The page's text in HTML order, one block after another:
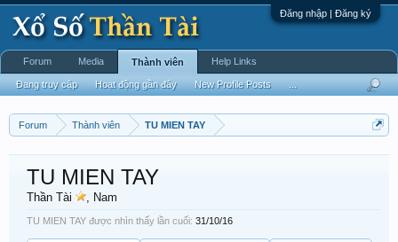
Đăng nhập | Đăng ký
Forum Thành viên TU MIEN TAY
TU MIEN TAY
Thần Tài , Nam
TU MIEN TAY được nhìn thấy lần cuối: 31/10/16
Forum Media Thành viên
Đang truy cập Hoạt động gần đây New Profile Posts
Help Links